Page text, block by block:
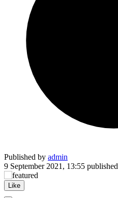
Published by admin
9 September 2021, 13:55 published
Like